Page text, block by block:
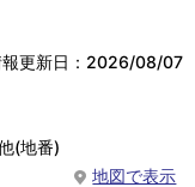
報更新日：2026/08/07
(地番)
地図で表示